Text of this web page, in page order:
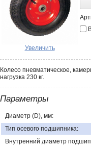
Увеличить
Колесо пневматическое,
нагрузка 230 кг.
Параметры
Диаметр (D), мм:
Тип осевого подшипника:
Внутренний диаметр